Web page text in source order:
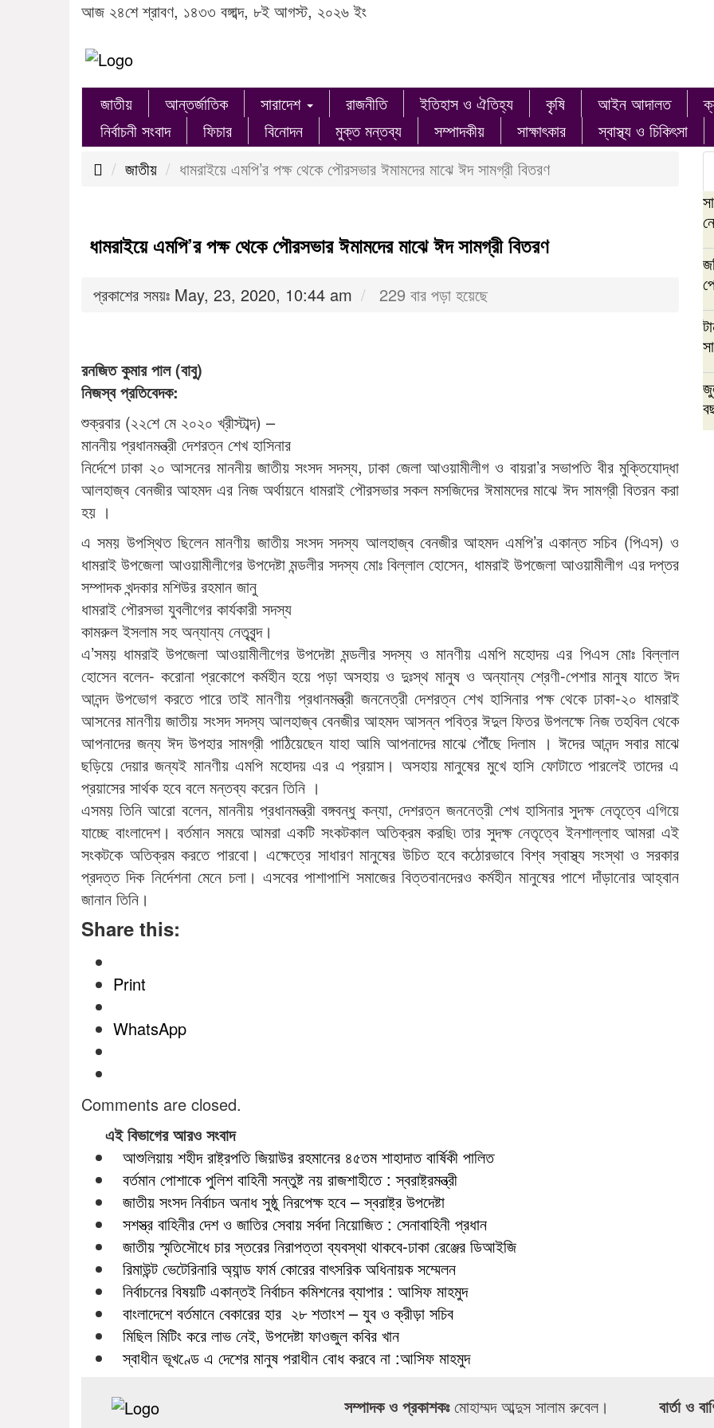
আজ ২৪শে শ্রাবণ, ১৪৩৩ বঙ্গাব্দ, ৮ই আগস্ট, ২০২৬ ইং
জাতীয় আন্তর্জাতিক সারাদেশ রাজনীতি ইতিহাস ও ঐতিহ্য কৃষি আইন আদালত
নির্বাচনী সংবাদ
ফিচার বিনোদন মুক্ত মন্তব্য সম্পাদকীয় সাক্ষাৎকার স্বাস্থ্য ও চিকিৎসা
জাতীয়
ধামরাইয়ে এমপি’র পক্ষ থেকে পৌরসভার ঈমামদের মাঝে ঈদ সামগ্রী বিতরণ
ধামরাইয়ে এমপি’র পক্ষ থেকে পৌরসভার ঈমামদের মাঝে ঈদ সামগ্রী বিতরণ
প্রকাশের সময়ঃ May, 23, 2020, 10:44 am 229 বার পড়া হয়েছে
রনজিত কুমার পাল (বাবু)
নিজস্ব প্রতিবেদক:
শুক্রবার (২২শে মে ২০২০ খ্রীস্টাব্দ) –
মাননীয় প্রধানমন্ত্রী দেশরত্ন শেখ হাসিনার
নির্দেশে ঢাকা ২০ আসনের মাননীয় জাতীয় সংসদ সদস্য, ঢাকা জেলা আওয়ামীলীগ ও বায়রা’র সভাপতি বীর মুক্তিযোদ্ধা
আলহাজ্ব বেনজীর আহমদ এর নিজ অর্থায়নে ধামরাই পৌরসভার সকল মসজিদের ঈমামদের মাঝে ঈদ সামগ্রী বিতরন করা
হয় ।
এ সময় উপস্থিত ছিলেন মানণীয় জাতীয় সংসদ সদস্য আলহাজ্ব বেনজীর আহমদ এমপি’র একান্ত সচিব (পিএস) ও
ধামরাই উপজেলা আওয়ামীলীগের উপদেষ্টা মন্ডলীর সদস্য মোঃ বিল্লাল হোসেন, ধামরাই উপজেলা আওয়ামীলীগ এর দপ্তর
সম্পাদক খন্দকার মশিউর রহমান জানু
ধামরাই পৌরসভা যুবলীগের কার্যকারী সদস্য
কামরুল ইসলাম সহ অন্যান্য নেতৃবৃন্দ।
এ’সময় ধামরাই উপজেলা আওয়ামীলীগের উপদেষ্টা মন্ডলীর সদস্য ও মানণীয় এমপি মহোদয় এর পিএস মোঃ বিল্লাল
হোসেন বলেন- করোনা প্রকোপে কর্মহীন হয়ে পড়া অসহায় ও দুঃস্থ মানুষ ও অন্যান্য শ্রেণী-পেশার মানুষ যাতে ঈদ
আনন্দ উপভোগ করতে পারে তাই মানণীয় প্রধানমন্ত্রী জননেত্রী দেশরত্ন শেখ হাসিনার পক্ষ থেকে ঢাকা-২০ ধামরাই
আসনের মানণীয় জাতীয় সংসদ সদস্য আলহাজ্ব বেনজীর আহমদ আসন্ন পবিত্র ঈদুল ফিতর উপলক্ষে নিজ তহবিল থেকে
আপনাদের জন্য ঈদ উপহার সামগ্রী পাঠিয়েছেন যাহা আমি আপনাদের মাঝে পৌঁছে দিলাম । ঈদের আনন্দ সবার মাঝে
ছড়িয়ে দেয়ার জন্যই মানণীয় এমপি মহোদয় এর এ প্রয়াস। অসহায় মানুষের মুখে হাসি ফোটাতে পারলেই তাদের এ
প্রয়াসের সার্থক হবে বলে মন্তব্য করেন তিনি ।
এসময় তিনি আরো বলেন, মাননীয় প্রধানমন্ত্রী বঙ্গবন্ধু কন্যা, দেশরত্ন জননেত্রী শেখ হাসিনার সুদক্ষ নেতৃত্বে এগিয়ে
যাচ্ছে বাংলাদেশ। বর্তমান সময়ে আমরা একটি সংকটকাল অতিক্রম করছি৷ তার সুদক্ষ নেতৃত্বে ইনশাল্লাহ আমরা এই
সংকটকে অতিক্রম করতে পারবো। এক্ষেত্রে সাধারণ মানুষের উচিত হবে কঠোরভাবে বিশ্ব স্বাস্থ্য সংস্থা ও সরকার
প্রদত্ত দিক নির্দেশনা মেনে চলা। এসবের পাশাপাশি সমাজের বিত্তবানদেরও কর্মহীন মানুষের পাশে দাঁড়ানোর আহ্বান
জানান তিনি।
Share this:
Print
WhatsApp
Comments are closed.
এই বিভাগের আরও সংবাদ
আশুলিয়ায় শহীদ রাষ্ট্রপতি জিয়াউর রহমানের ৪৫তম শাহাদাত বার্ষিকী পালিত
বর্তমান পোশাকে পুলিশ বাহিনী সন্তুষ্ট নয় রাজশাহীতে : স্বরাষ্ট্রমন্ত্রী
জাতীয় সংসদ নির্বাচন অনাধ সুষ্ঠু নিরপেক্ষ হবে – স্বরাষ্ট্র উপদেষ্টা
সশস্ত্র বাহিনীর দেশ ও জাতির সেবায় সর্বদা নিয়োজিত : সেনাবাহিনী প্রধান
জাতীয় স্মৃতিসৌধে চার স্তরের নিরাপত্তা ব্যবস্থা থাকবে-ঢাকা রেঞ্জের ডিআইজি
রিমাউন্ট ভেটেরিনারি অ্যান্ড ফার্ম কোরের বাৎসরিক অধিনায়ক সম্মেলন
নির্বাচনের বিষয়টি একান্তই নির্বাচন কমিশনের ব্যাপার : আসিফ মাহমুদ
বাংলাদেশে বর্তমানে বেকারের হার ২৮ শতাংশ – যুব ও ক্রীড়া সচিব
মিছিল মিটিং করে লাভ নেই, উপদেষ্টা ফাওজুল কবির খান
স্বাধীন ভূখণ্ডে এ দেশের মানুষ পরাধীন বোধ করবে না :আসিফ মাহমুদ
সম্পাদক ও প্রকাশকঃমোহাম্মদ আব্দুস সালাম রুবেল।
বার্তা ও